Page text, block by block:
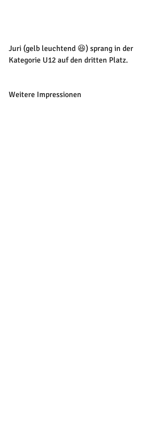
Juri (gelb leuchtend 😆) sprang in der
Kategorie U12 auf den dritten Platz.
Weitere Impressionen